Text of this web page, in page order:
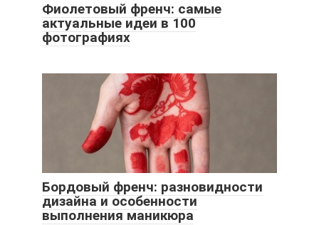
Фиолетовый френч: самые
актуальные идеи в 100
фотографиях
Бордовый френч: разновидности
дизайна и особенности
выполнения маникюра